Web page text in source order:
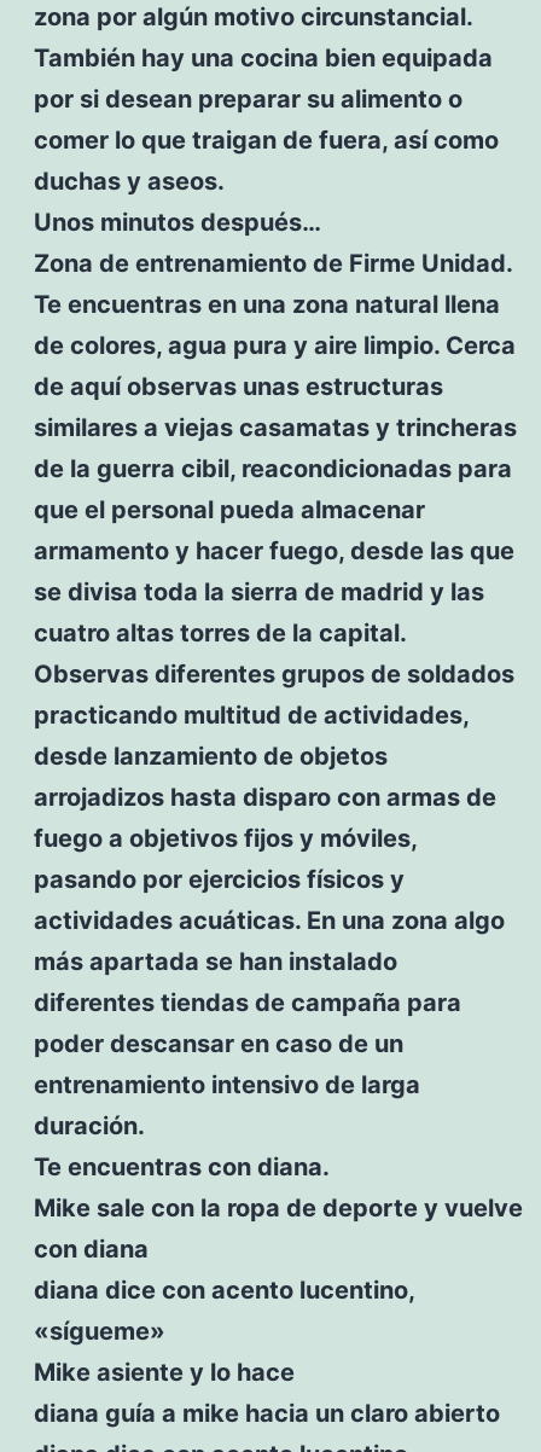
zona por algún motivo circunstancial.
También hay una cocina bien equipada
por si desean preparar su alimento o
comer lo que traigan de fuera, así como
duchas y aseos.
Unos minutos después…
Zona de entrenamiento de Firme Unidad.
Te encuentras en una zona natural llena
de colores, agua pura y aire limpio. Cerca
de aquí observas unas estructuras
similares a viejas casamatas y trincheras
de la guerra cibil, reacondicionadas para
que el personal pueda almacenar
armamento y hacer fuego, desde las que
se divisa toda la sierra de madrid y las
cuatro altas torres de la capital.
Observas diferentes grupos de soldados
practicando multitud de actividades,
desde lanzamiento de objetos
arrojadizos hasta disparo con armas de
fuego a objetivos fijos y móviles,
pasando por ejercicios físicos y
actividades acuáticas. En una zona algo
más apartada se han instalado
diferentes tiendas de campaña para
poder descansar en caso de un
entrenamiento intensivo de larga
duración.
Te encuentras con diana.
Mike sale con la ropa de deporte y vuelve
con diana
diana dice con acento lucentino,
«sígueme»
Mike asiente y lo hace
diana guía a mike hacia un claro abierto